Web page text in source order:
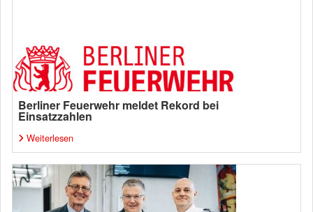
Berliner Feuerwehr meldet Rekord bei
Einsatzzahlen
Weiterlesen